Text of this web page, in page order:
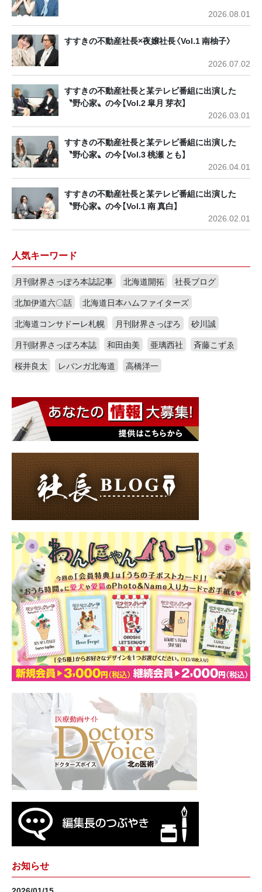
2026.08.01
すすきの不動産社長×夜嬢社長〈Vol.1 南柚子〉
2026.07.02
すすきの不動産社長と某テレビ番組に出演した
〝野心家〟の今【Vol.2 皐月 芽衣】
2026.03.01
すすきの不動産社長と某テレビ番組に出演した
〝野心家〟の今【Vol.3 桃瀬 とも】
2026.04.01
すすきの不動産社長と某テレビ番組に出演した
〝野心家〟の今【Vol.1 南 真白】
2026.02.01
人気キーワード
月刊財界さっぽろ本誌記事 北海道開拓
社長ブログ
北加伊道六〇話
北海道日本ハムファイターズ
北海道コンサドーレ札幌
月刊財界さっぽろ
砂川誠
月刊財界さっぽろ本誌
和田由美 亜璃西社
斉藤こずゑ
桜井良太
レバンガ北海道 高橋洋一
お知らせ